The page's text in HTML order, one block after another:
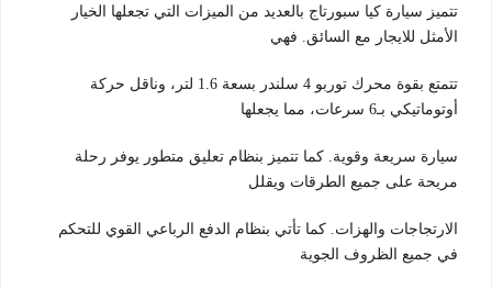
تتميز سيارة كيا سبورتاج بالعديد من الميزات التي تجعلها الخيار
الأمثل للايجار مع السائق. فهي
تتمتع بقوة محرك توربو 4 سلندر بسعة 1.6 لتر، وناقل حركة
أوتوماتيكي بـ6 سرعات، مما يجعلها
سيارة سريعة وقوية. كما تتميز بنظام تعليق متطور يوفر رحلة
مريحة على جميع الطرقات ويقلل
الارتجاجات والهزات. كما تأتي بنظام الدفع الرباعي القوي للتحكم
في جميع الظروف الجوية